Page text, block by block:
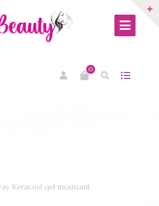
0
Keracnyl gel moussant